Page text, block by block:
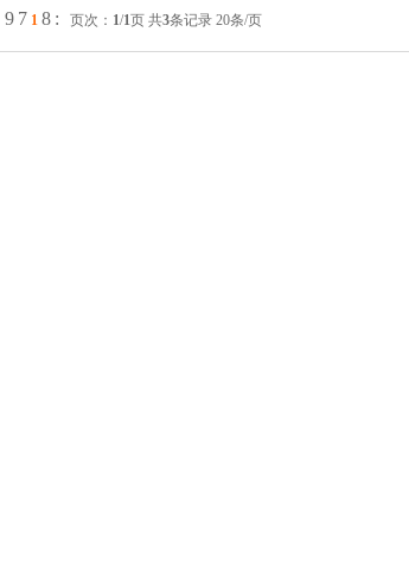
9 7 1 8 : 页次： 1/1页 共3条记录 20条/页